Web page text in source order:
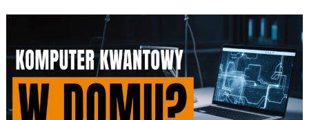
LOSOWE
A ARTYKUŁY
F FILMY
GALERIA